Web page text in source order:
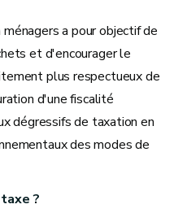
a pour objectif de
et d'encourager le
plus respectueux de
d'une fiscalité
dégressifs de taxation en
des modes de
?